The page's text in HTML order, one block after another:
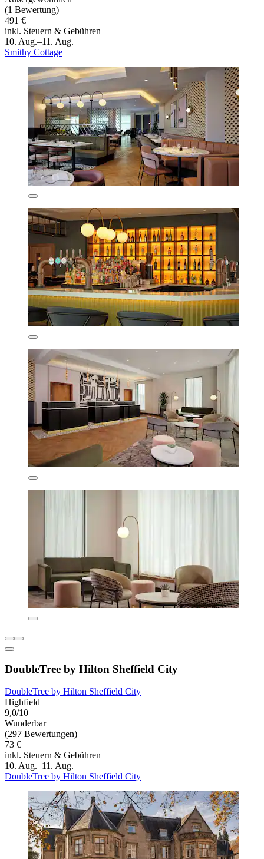
(1 Bewertung)
491 €
inkl. Steuern & Gebühren
10. Aug.–11. Aug.
Smithy Cottage
DoubleTree by Hilton Sheffield City
DoubleTree by Hilton Sheffield City
Highfield
9,0/10
Wunderbar
(297 Bewertungen)
73 €
inkl. Steuern & Gebühren
10. Aug.–11. Aug.
DoubleTree by Hilton Sheffield City